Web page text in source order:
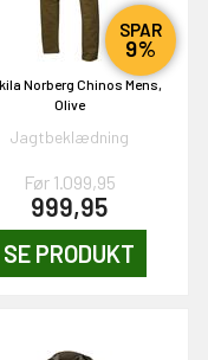
SPAR
9%
Norberg Chinos Mens,
Olive
Jagtbeklædning
Før 1.099,95
999,95
SE PRODUKT